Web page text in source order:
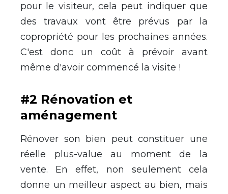
pour le visiteur, cela peut indiquer que
des travaux vont être prévus par la
copropriété pour les prochaines années.
C'est donc un coût à prévoir avant
même d'avoir commencé la visite !
#2 Rénovation et
aménagement
Rénover son bien peut constituer une
réelle plus-value au moment de la
vente. En effet, non seulement cela
donne un meilleur aspect au bien, mais